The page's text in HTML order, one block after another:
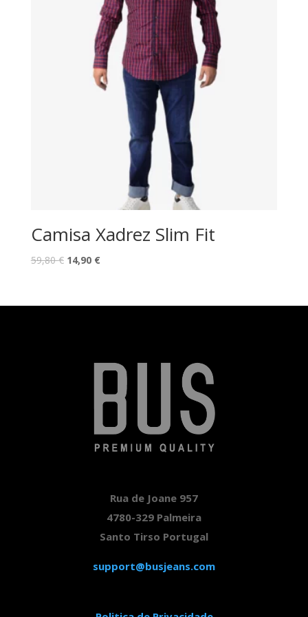
Camisa Xadrez Slim Fit
59,80€ O
era:
14,90 €O
é:
Rua de Joane 957
4780-329 Palmeira
Santo Tirso Portugal
support@busjeans.com